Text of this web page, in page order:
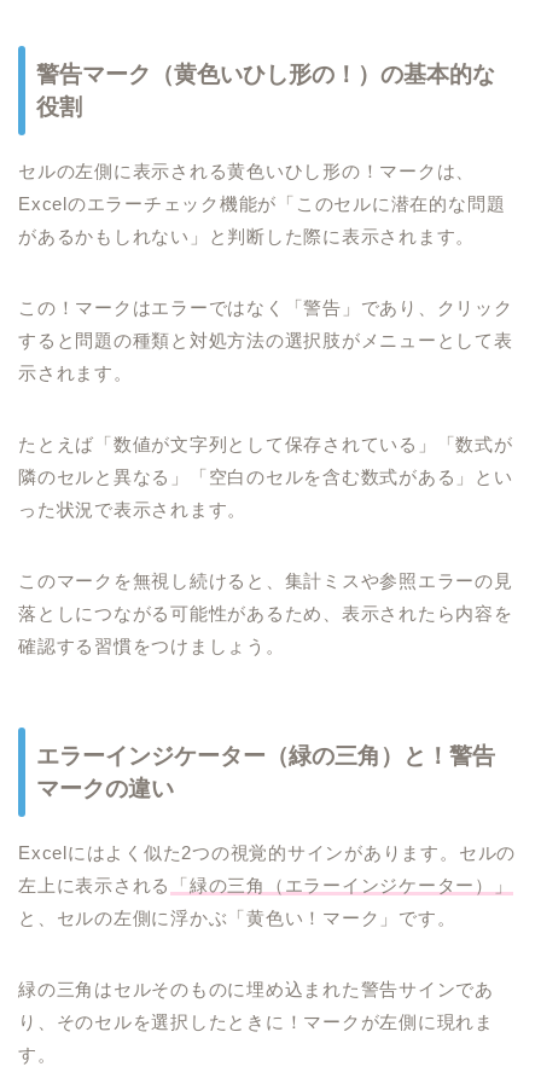
警告マーク（黄色いひし形の！）の基本的な
役割
セルの左側に表示される黄色いひし形の！マークは、
Excelのエラーチェック機能が「このセルに潜在的な問題
があるかもしれない」と判断した際に表示されます。
この！マークはエラーではなく「警告」であり、クリック
すると問題の種類と対処方法の選択肢がメニューとして表
示されます。
たとえば「数値が文字列として保存されている」「数式が
隣のセルと異なる」「空白のセルを含む数式がある」とい
った状況で表示されます。
このマークを無視し続けると、集計ミスや参照エラーの見
落としにつながる可能性があるため、表示されたら内容を
確認する習慣をつけましょう。
エラーインジケーター（緑の三角）と！警告
マークの違い
Excelにはよく似た2つの視覚的サインがあります。セルの
左上に表示される
「緑の三角（エラーインジケーター）」
と、セルの左側に浮かぶ「黄色い！マーク」です。
緑の三角はセルそのものに埋め込まれた警告サインであ
り、そのセルを選択したときに！マークが左側に現れま
す。